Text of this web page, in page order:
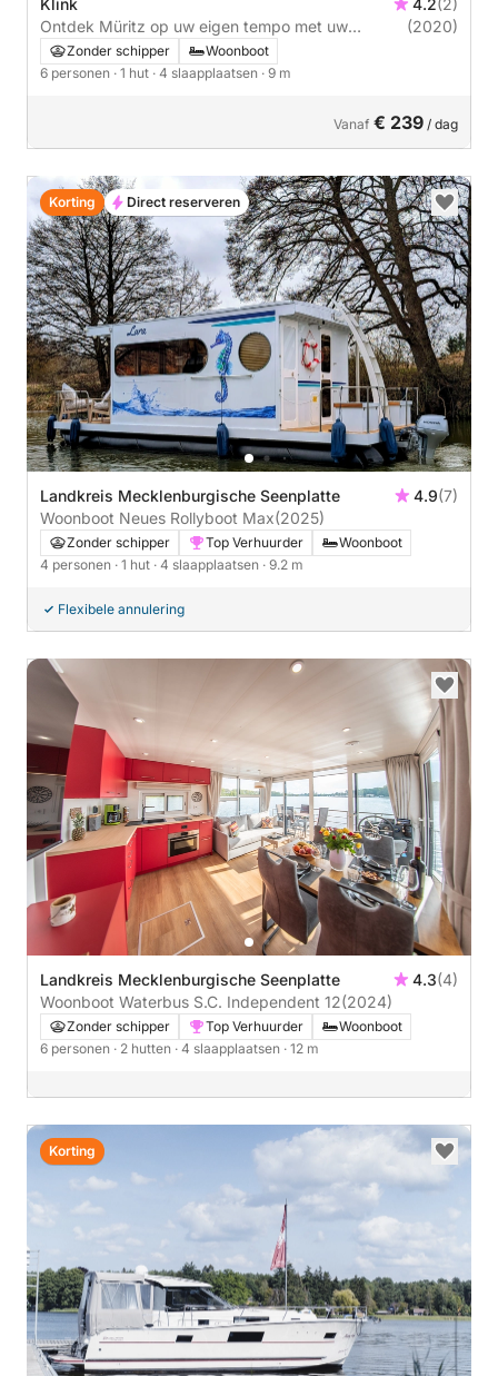
Ontdek Müritz op uw eigen tempo met uw
Scandinavi
(2020)
Zonder schipper
Woonboot
6 personen · 1 hut · 4 slaapplaatsen · 9 m
Vanaf € 239 / dag
Landkreis Mecklenburgische Seenplatte 4.9(7)
Woonboot Neues Rollyboot Max(2025)
Zonder schipper Top Verhuurder
Woonboot
4 personen · 1 hut · 4 slaapplaatsen · 9.2 m
Flexibele annulering
Korting Direct reserveren
Landkreis Mecklenburgische Seenplatte 4.3(4)
Woonboot Waterbus S.C. Independent 12(2024)
Zonder schipper Top Verhuurder
Woonboot
6 personen · 2 hutten · 4 slaapplaatsen · 12 m
Korting